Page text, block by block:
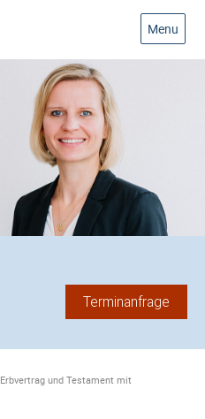
Menu
Terminanfrage
Erbvertrag und Testament mit